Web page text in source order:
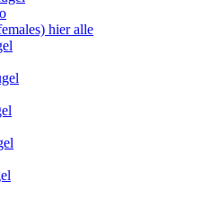
hier alle